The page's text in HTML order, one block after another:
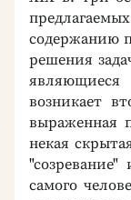
содержанию
решения
являющиеся
возникает
выраженная
некая
самого